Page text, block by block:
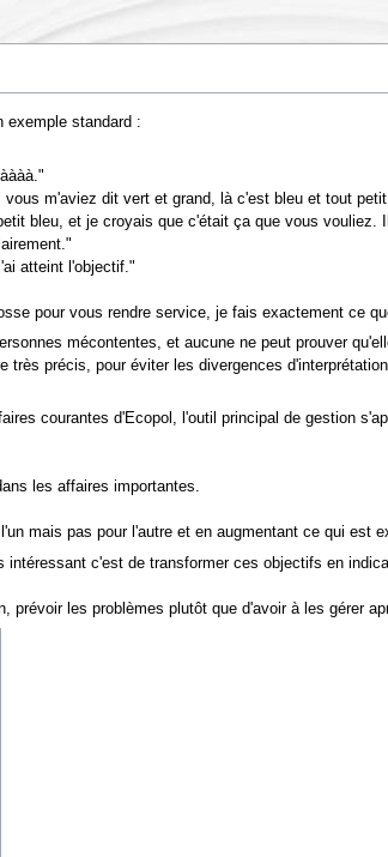
exemple standard :
m'aviez dit vert et grand, là c'est bleu et tout
bleu, et je croyais que c'était ça que vous
atteint l'objectif."
pour vous rendre service, je fais exactement ce
mécontentes, et aucune ne peut prouver
très précis, pour éviter les divergences
courantes d'Ecopol, l'outil principal de gestion
les affaires importantes.
mais pas pour l'autre et en augmentant ce qui est
c'est de transformer ces objectifs en
les problèmes plutôt que d'avoir à les gérer